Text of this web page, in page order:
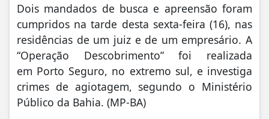
Dois mandados de busca e apreensão foram
cumpridos na tarde desta sexta-feira (16), nas
residências de um juiz e de um empresário. A
“Operação Descobrimento” foi realizada
em Porto Seguro, no extremo sul, e investiga
crimes de agiotagem, segundo o Ministério
Público da Bahia. (MP-BA)